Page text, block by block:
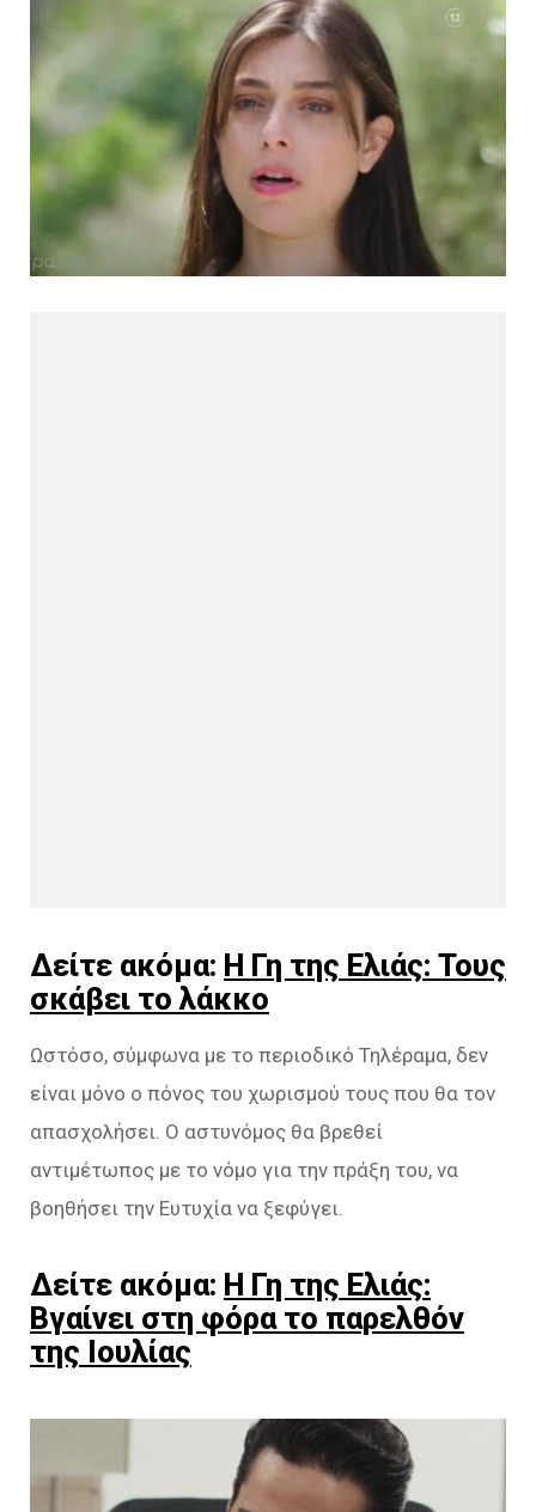
Δείτε ακόμα: Η Γη της Ελιάς: Τους
σκάβει το λάκκο
Ωστόσο, σύμφωνα με το περιοδικό Τηλέραμα, δεν
είναι μόνο ο πόνος του χωρισμού τους που θα τον
απασχολήσει. Ο αστυνόμος θα βρεθεί
αντιμέτωπος με το νόμο για την πράξη του, να
βοηθήσει την Ευτυχία να ξεφύγει.
Δείτε ακόμα: Η Γη της Ελιάς:
Βγαίνει στη φόρα το παρελθόν
της Ιουλίας